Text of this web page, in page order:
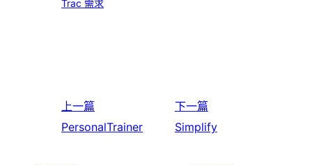
Trac 需求
上一篇
PersonalTrainer
下一篇
Simplify